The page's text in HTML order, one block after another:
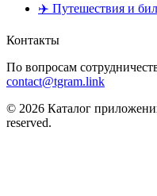
✈️ Путешествия и
Контакты
По вопросам
contact@tgram.link
© 2026 Каталог
reserved.